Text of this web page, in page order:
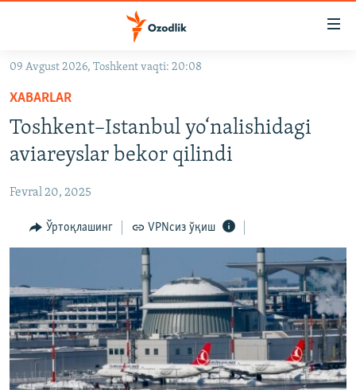
Асосий
навигацияга
ўтинг
Қидиришга
OZODVIDEO
OZODARXIV
На русском
ИЖТИМОИЙ ТАРМОҚЛАР
Озодлик бошқа тилларда
09 Avgust 2026, Toshkent vaqti: 20:08
XABARLAR
Toshkent–Istanbul yo‘nalishidagi
aviareyslar bekor qilindi
Fevral 20, 2025
Ўртоқлашинг VPNсиз ўқиш